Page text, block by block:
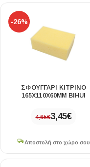
-26%
ΣΦΟΥΓΓΑΡΙ ΚΙΤΡΙΝΟ
165X110X60MM BIHUI
4,65€3,45€
Αποστολή στο χώρο σου